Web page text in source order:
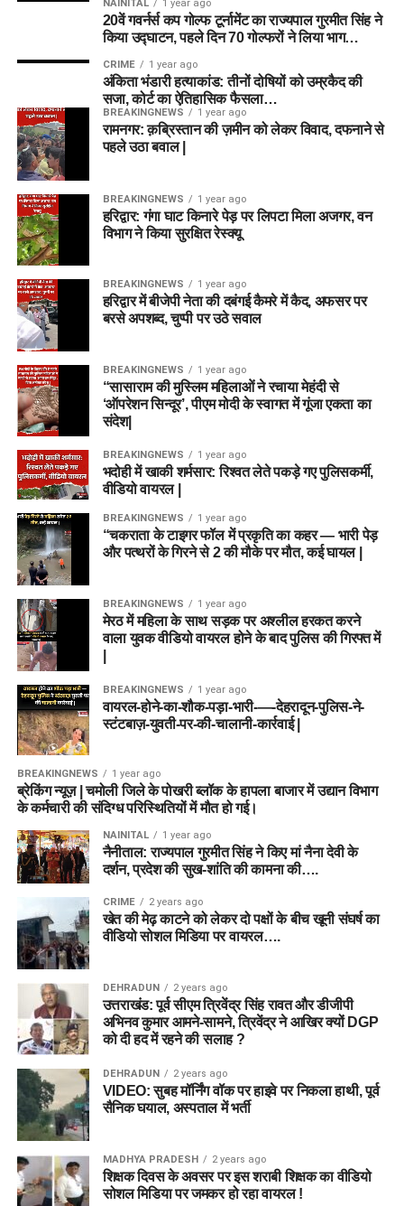
NAINITAL 1 year ago
20वें गवर्नर्स कप गोल्फ टूर्नामेंट का राज्यपाल गुरमीत सिंह ने
किया उद्घाटन, पहले दिन 70 गोल्फरों ने लिया भाग…
CRIME 1 year ago
अंकिता भंडारी हत्याकांड: तीनों दोषियों को उम्रकैद की
सजा, कोर्ट का ऐतिहासिक फैसला…
BREAKINGNEWS 1 year ago
रामनगर: क़ब्रिस्तान की ज़मीन को लेकर विवाद, दफनाने से
पहले उठा बवाल |
BREAKINGNEWS 1 year ago
हरिद्वार: गंगा घाट किनारे पेड़ पर लिपटा मिला अजगर, वन
विभाग ने किया सुरक्षित रेस्क्यू
BREAKINGNEWS 1 year ago
हरिद्वार में बीजेपी नेता की दबंगई कैमरे में कैद, अफसर पर
बरसे अपशब्द, चुप्पी पर उठे सवाल
BREAKINGNEWS 1 year ago
“सासाराम की मुस्लिम महिलाओं ने रचाया मेहंदी से
‘ऑपरेशन सिन्दूर’, पीएम मोदी के स्वागत में गूंजा एकता का
संदेश|
BREAKINGNEWS 1 year ago
भदोही में खाकी शर्मसार: रिश्वत लेते पकड़े गए पुलिसकर्मी,
वीडियो वायरल |
BREAKINGNEWS 1 year ago
“चकराता के टाइगर फॉल में प्रकृति का कहर — भारी पेड़
और पत्थरों के गिरने से 2 की मौके पर मौत, कई घायल |
BREAKINGNEWS 1 year ago
मेरठ में महिला के साथ सड़क पर अश्लील हरकत करने
वाला युवक वीडियो वायरल होने के बाद पुलिस की गिरफ्त में
BREAKINGNEWS 1 year ago
वायरल-होने-का-शौक-पड़ा-भारी-—-देहरादून-पुलिस-ने-
स्टंटबाज़-युवती-पर-की-चालानी-कार्रवाई |
BREAKINGNEWS 1 year ago
ब्रेकिंग न्यूज़ | चमोली जिले के पोखरी ब्लॉक के हापला बाजार में उद्यान विभाग
के कर्मचारी की संदिग्ध परिस्थितियों में मौत हो गई।
NAINITAL 1 year ago
नैनीताल: राज्यपाल गुरमीत सिंह ने किए मां नैना देवी के
दर्शन, प्रदेश की सुख-शांति की कामना की….
CRIME 2 years ago
खेत की मेढ़ काटने को लेकर दो पक्षों के बीच खूनी संघर्ष का
वीडियो सोशल मिडिया पर वायरल….
DEHRADUN 2 years ago
उत्तराखंड: पूर्व सीएम त्रिवेंद्र सिंह रावत और डीजीपी
अभिनव कुमार आमने-सामने, त्रिवेंद्र ने आखिर क्यों DGP
को दी हद में रहने की सलाह ?
DEHRADUN 2 years ago
VIDEO: सुबह मॉर्निंग वॉक पर हाइवे पर निकला हाथी, पूर्व
सैनिक घयाल, अस्पताल में भर्ती
MADHYA PRADESH 2 years ago
शिक्षक दिवस के अवसर पर इस शराबी शिक्षक का वीडियो
सोशल मिडिया पर जमकर हो रहा वायरल !